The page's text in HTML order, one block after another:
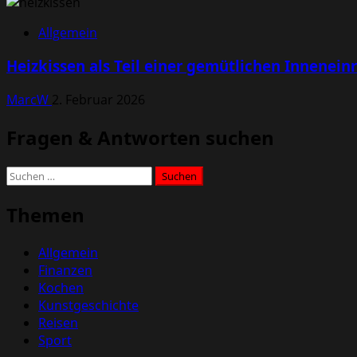
Allgemein
Heizkissen als Teil einer gemütlichen
MarcW 2. Februar 2026
Fragen & Antworten suchen
Suchen
Themen
Allgemein
Finanzen
Kochen
Kunstgeschichte
Reisen
Sport